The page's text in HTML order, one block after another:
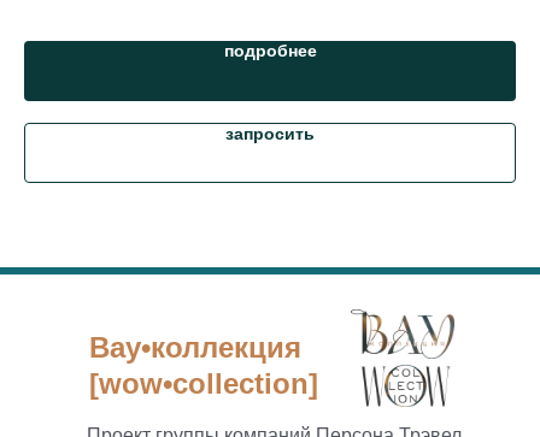
подробнее
запросить
Вау•коллекция
[wow•collection]